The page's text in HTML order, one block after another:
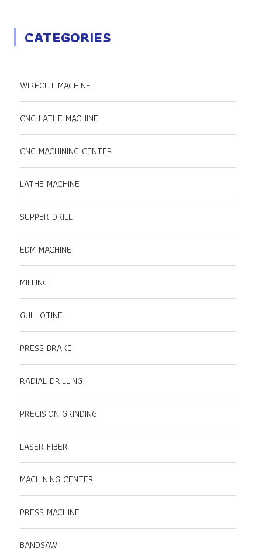
CATEGORIES
WIRECUT MACHINE
CNC LATHE MACHINE
CNC MACHINING CENTER
LATHE MACHINE
SUPPER DRILL
EDM MACHINE
MILLING
GUILLOTINE
PRESS BRAKE
RADIAL DRILLING
PRECISION GRINDING
LASER FIBER
MACHINING CENTER
PRESS MACHINE
BANDSAW